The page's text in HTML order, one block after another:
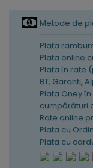
Metode de
Plata
Plata online
Plata în rate
BT, Garanti,
Plata Oney
cumpărături
Rate online
Plata cu
Plata cu